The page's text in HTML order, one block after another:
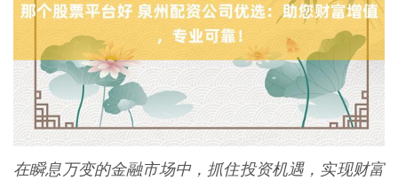
在瞬息万变的金融市场中，抓住投资机遇，实现财富